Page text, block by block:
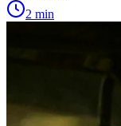
2 min